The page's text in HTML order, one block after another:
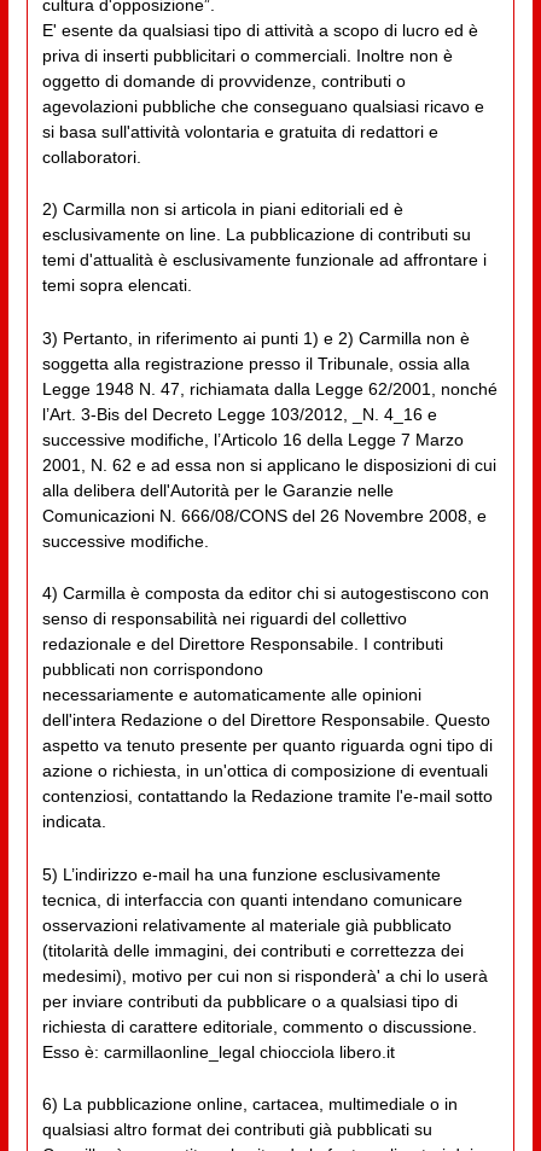
cultura d'opposizione”.
E' esente da qualsiasi tipo di attività a scopo di lucro ed è
priva di inserti pubblicitari o commerciali. Inoltre non è
oggetto di domande di provvidenze, contributi o
agevolazioni pubbliche che conseguano qualsiasi ricavo e
si basa sull'attività volontaria e gratuita di redattori e
collaboratori.
2) Carmilla non si articola in piani editoriali ed è
esclusivamente on line. La pubblicazione di contributi su
temi d'attualità è esclusivamente funzionale ad affrontare i
temi sopra elencati.
3) Pertanto, in riferimento ai punti 1) e 2) Carmilla non è
soggetta alla registrazione presso il Tribunale, ossia alla
Legge 1948 N. 47, richiamata dalla Legge 62/2001, nonché
l’Art. 3-Bis del Decreto Legge 103/2012, _N. 4_16 e
successive modifiche, l’Articolo 16 della Legge 7 Marzo
2001, N. 62 e ad essa non si applicano le disposizioni di cui
alla delibera dell'Autorità per le Garanzie nelle
Comunicazioni N. 666/08/CONS del 26 Novembre 2008, e
successive modifiche.
4) Carmilla è composta da editor chi si autogestiscono con
senso di responsabilità nei riguardi del collettivo
redazionale e del Direttore Responsabile. I contributi
pubblicati non corrispondono
necessariamente e automaticamente alle opinioni
dell'intera Redazione o del Direttore Responsabile. Questo
aspetto va tenuto presente per quanto riguarda ogni tipo di
azione o richiesta, in un'ottica di composizione di eventuali
contenziosi, contattando la Redazione tramite l'e-mail sotto
indicata.
5) L’indirizzo e-mail ha una funzione esclusivamente
tecnica, di interfaccia con quanti intendano comunicare
osservazioni relativamente al materiale già pubblicato
(titolarità delle immagini, dei contributi e correttezza dei
medesimi), motivo per cui non si risponderà' a chi lo userà
per inviare contributi da pubblicare o a qualsiasi tipo di
richiesta di carattere editoriale, commento o discussione.
Esso è: carmillaonline_legal chiocciola libero.it
6) La pubblicazione online, cartacea, multimediale o in
qualsiasi altro format dei contributi già pubblicati su